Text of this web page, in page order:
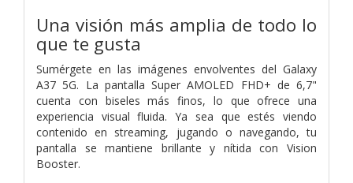
Una visión más amplia de todo lo
que te gusta
Sumérgete en las imágenes envolventes del Galaxy
A37 5G. La pantalla Super AMOLED FHD+ de 6,7"
cuenta con biseles más finos, lo que ofrece una
experiencia visual fluida. Ya sea que estés viendo
contenido en streaming, jugando o navegando, tu
pantalla se mantiene brillante y nítida con Vision
Booster.